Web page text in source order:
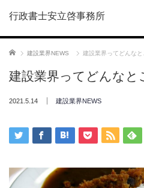
行政書士安立啓事務所
ホーム 建設業界NEWS 建設業界ってどんなと
建設業界ってどんなと
2021.5.14 建設業界NEWS